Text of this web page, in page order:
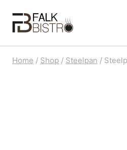
naar
Home / Shop / Steelpan /